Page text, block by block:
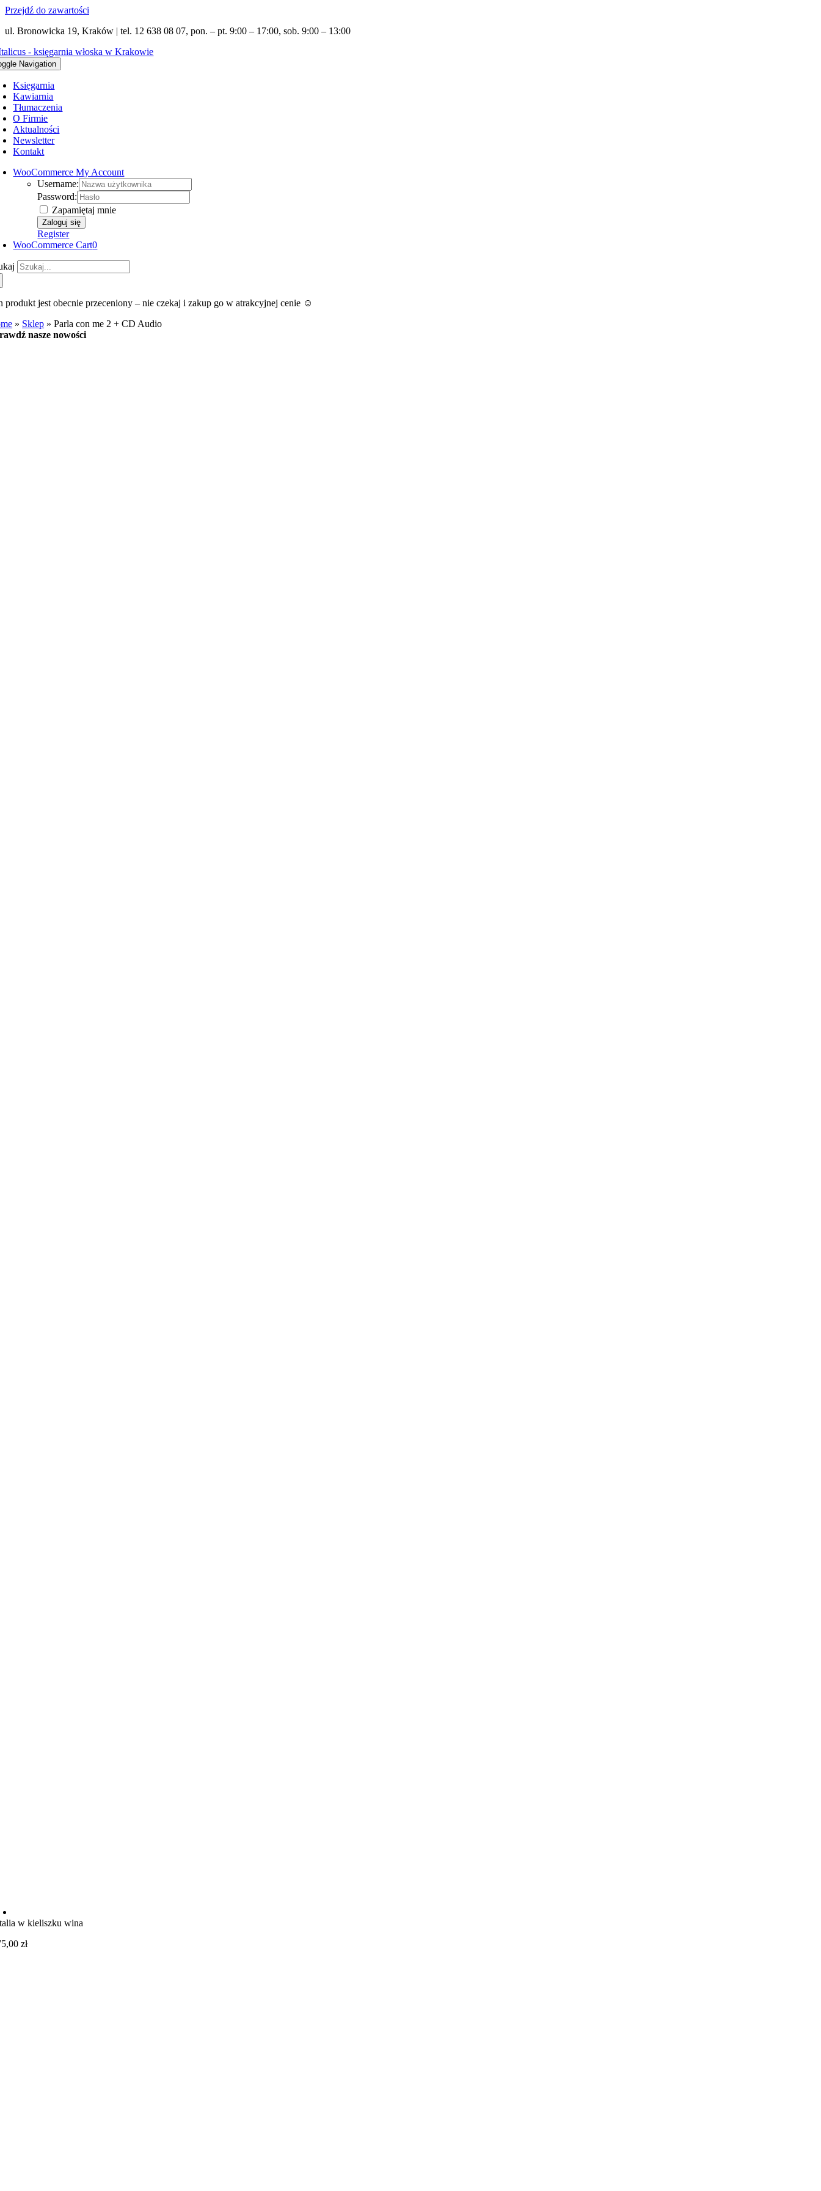
Przejdź do zawartości
ul. Bronowicka 19, Kraków | tel. 12 638 08 07, pon. – pt. 9:00 – 17:00, sob. 9:00 – 13:00
Navigation
Księgarnia
Kawiarnia
Tłumaczenia
O Firmie
Aktualności
Newsletter
Kontakt
WooCommerce My Account
Username:
Password:
Zapamiętaj mnie
Register
WooCommerce Cart0
produkt jest obecnie przeceniony – nie czekaj i zakup go w atrakcyjnej cenie ☺️
» Sklep »Parla con me 2 + CD Audio
nasze nowości
w kieliszku wina
zł